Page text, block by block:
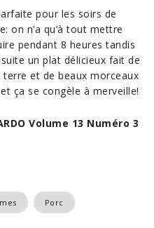
pour les soirs de
on n’a qu’à tout mettre
pendant 8 heures tandis
un plat délicieux fait de
et de beaux morceaux
ça se congèle à merveille!
Volume 13 Numéro 3
Porc